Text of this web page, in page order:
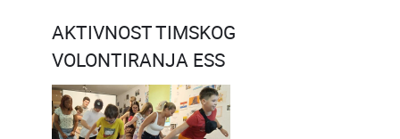
AKTIVNOST TIMSKOG
VOLONTIRANJA ESS